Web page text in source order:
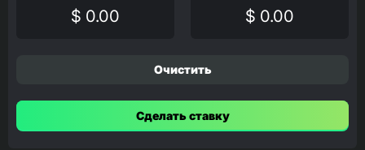
$ 0.00 $ 0.00
Очистить
Сделать ставку